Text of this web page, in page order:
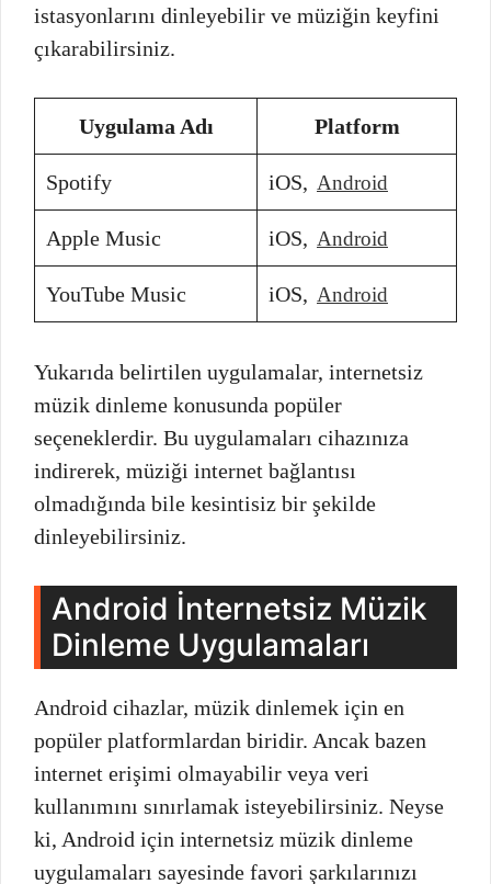
istasyonlarını dinleyebilir ve müziğin keyfini
çıkarabilirsiniz.
Uygulama Adı Platform
Spotify iOS, Android
Apple Music iOS, Android
YouTube Music iOS, Android
Yukarıda belirtilen uygulamalar, internetsiz
müzik dinleme konusunda popüler
seçeneklerdir. Bu uygulamaları cihazınıza
indirerek, müziği internet bağlantısı
olmadığında bile kesintisiz bir şekilde
dinleyebilirsiniz.
Android İnternetsiz Müzik
Dinleme Uygulamaları
Android cihazlar, müzik dinlemek için en
popüler platformlardan biridir. Ancak bazen
internet erişimi olmayabilir veya veri
kullanımını sınırlamak isteyebilirsiniz. Neyse
ki, Android için internetsiz müzik dinleme
uygulamaları sayesinde favori şarkılarınızı